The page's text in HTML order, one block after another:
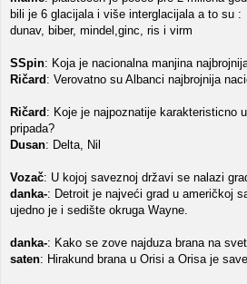
bili je 6 glacijala i više interglacijala a to su :
dunav, biber, mindel,ginc, ris i virm
SSpin: Koja je nacionalna manjina
Ričard : Verovatno su Albanci najbrojnija
Ričard : Koje je najpoznatije karakteristicno
pripada?
Dusan: Delta, Nil
Vozač: U kojoj saveznoj državi se nalazi
danka-: Detroit je najveći grad u američkoj
ujedno je i sedište okruga Wayne.
danka-: Kako se zove najduza brana na
saten: Hirakund brana u Orisi a Orisa je